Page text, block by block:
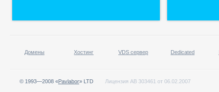
Домены Хостинг VDS сервер Dedicated
© 1993—2008 «Pavlabor» LTD Лицензия АВ 303461 от 06.02.2007